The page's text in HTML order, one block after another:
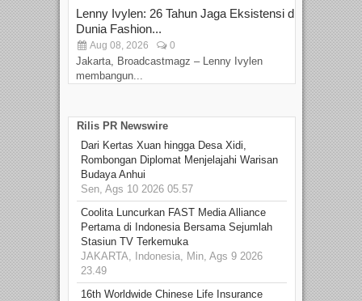
Lenny Ivylen: 26 Tahun Jaga Eksistensi di
Dunia Fashion...
Aug 08, 2026 0
Jakarta, Broadcastmagz – Lenny Ivylen
membangun...
Rilis PR Newswire
Dari Kertas Xuan hingga Desa Xidi,
Rombongan Diplomat Menjelajahi Warisan
Budaya Anhui
Sen, Ags 10 2026 05.57
Coolita Luncurkan FAST Media Alliance
Pertama di Indonesia Bersama Sejumlah
Stasiun TV Terkemuka
JAKARTA, Indonesia, Min, Ags 9 2026
23.49
16th Worldwide Chinese Life Insurance